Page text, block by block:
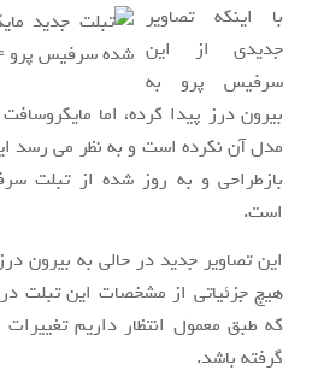
با اینکه تصاویر
جدیدی از این
سرفیس پرو به
بیرون درز پیدا کرده، اما
مدل آن نکرده است و به نظر می رسد
است.
این تصاویر جدید در حالی به بیرون
هیچ جزئیاتی از مشخصات این تبلت
که طبق معمول انتظار داریم
گرفته باشد.